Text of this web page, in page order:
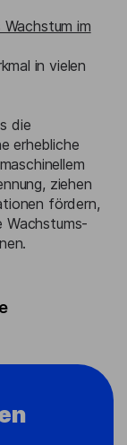
im
in vielen
die
erhebliche
ziehen
fördern,
Wachstums-